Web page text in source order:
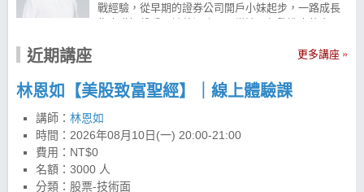
戰經驗，從早期的證券公司開戶小妹起步，一路成長
為專職操盤手。她曾深陷天天當沖、頻繁進出的交易
面臨慘賠。 在痛定思痛後，她透過大量閱讀與實戰反
「超簡單投資法」。 投資理財教育不能等 投資理財是
人生重要課題，但真實市場與學校課本上的經濟學往
往截然不同。為了幫助更多投資人用對方法、改善財
務問題，林恩如老師以自身 28 年真金白銀的市場實戰
2026 年，已累積舉辦超過 450 場投資講座，陪伴超過
15,000 名學員學習成長，逐步建立正確的投資觀念與
近期講座
林恩如【美股致富聖經】｜線上體驗課
講師： 林恩如
時間： 2026年08月10日(一) 20:00-21:00
費用：NT$0
名額：3000 人
分類：股票-技術面
更多講座